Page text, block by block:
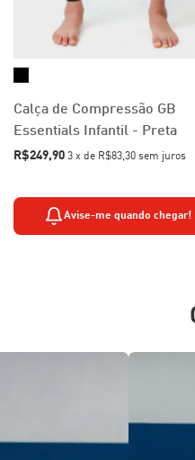
Calça de Compressão GB
Essentials Infantil - Preta
R$249,90 3 x de R$83,30 sem juros
Avise-me quando chegar!